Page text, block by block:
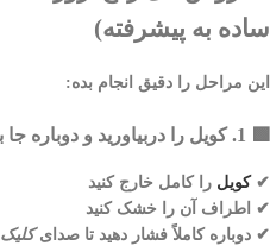
ساده به پیشرفته)
این مراحل را دقیق انجام بده:
🟩 1. کویل را دربیاورید و دوباره جا بزنید
✔کویل را کامل خارج کنید
✔ اطراف آن را خشک کنید
✔ دوباره کاملاً فشار دهید تا صدایکلیک